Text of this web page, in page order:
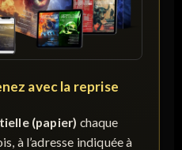
avec la reprise
(papier) chaque
à l’adresse indiquée à